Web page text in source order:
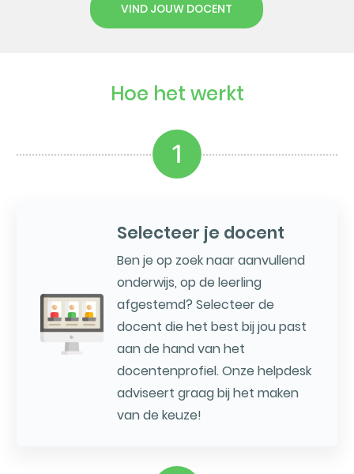
VIND JOUW DOCENT
Hoe het werkt
1
Selecteer je docent
Ben je op zoek naar aanvullend
onderwijs, op de leerling
afgestemd? Selecteer de
docent die het best bij jou past
aan de hand van het
docentenprofiel. Onze helpdesk
adviseert graag bij het maken
van de keuze!